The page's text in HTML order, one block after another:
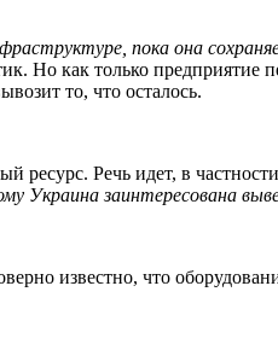
пока она
Но как только предприятие
то, что осталось.
ресурс. Речь идет, в
Украина заинтересована
известно, что